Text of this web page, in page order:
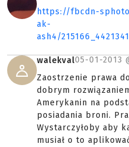
https://fbcdn-
ak-
ash4/
walekval05-01-2013
Zaostrzenie prawa
dobrym
Amerykanin na
posiadania broni.
Wystarczyłoby aby
musiał o to